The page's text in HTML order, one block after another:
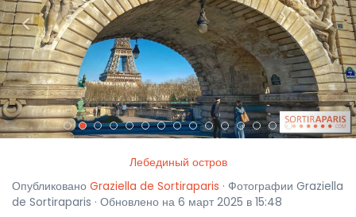
< >
Лебединый остров
Опубликовано Graziella de Sortiraparis · Фотографии Graziella
de Sortiraparis · Обновлено на 6 март 2025 в 15:48